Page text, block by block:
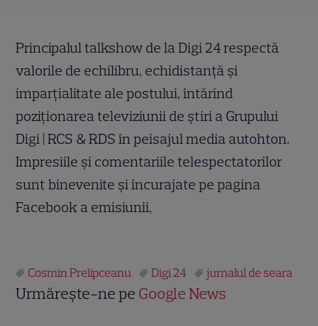
Principalul talkshow de la Digi 24 respectă
valorile de echilibru, echidistanţă şi
imparţialitate ale postului, întărind
poziționarea televiziunii de știri a Grupului
Digi | RCS & RDS în peisajul media autohton.
Impresiile și comentariile telespectatorilor
sunt binevenite și încurajate pe pagina
Facebook a emisiunii,
Cosmin Prelipceanu Digi 24 jurnalul de seara
Urmărește-ne pe Google News